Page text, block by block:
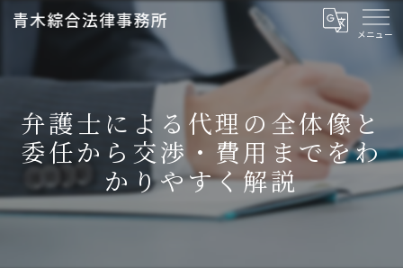
弁護士による代理の全体像と
委任から交渉・費用までをわ
かりやすく解説